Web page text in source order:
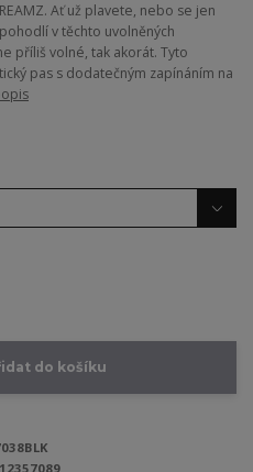
Ať už plavete, nebo se jen
v těchto uvolněných
příliš volné, tak akorát. Tyto
pas s dodatečným zapínáním na
do košíku